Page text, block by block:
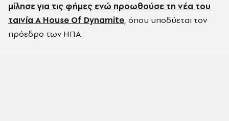
μίλησε για τις φήμες ενώ προωθούσε τη νέα του
ταινία A House Of Dynamite, όπου υποδύεται τον
πρόεδρο των ΗΠΑ.